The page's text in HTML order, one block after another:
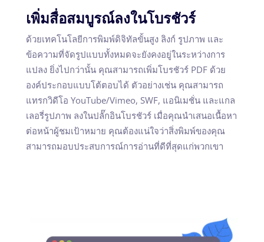
เพิ่มสื่อสมบูรณ์ลงในโบรชัวร์
ด้วยเทคโนโลยีการพิมพ์ดิจิทัลขั้นสูง ลิงก์ รูปภาพ และ
ข้อความที่จัดรูปแบบทั้งหมดจะยังคงอยู่ในระหว่างการ
แปลง ยิ่งไปกว่านั้น คุณสามารถเพิ่มโบรชัวร์ PDF ด้วย
องค์ประกอบแบบโต้ตอบได้ ตัวอย่างเช่น คุณสามารถ
แทรกวิดีโอ YouTube/Vimeo, SWF, แอนิเมชั่น และแกล
เลอรี่รูปภาพ ลงในปลั๊กอินโบรชัวร์ เมื่อคุณนำเสนอเนื้อหา
ต่อหน้าผู้ชมเป้าหมาย คุณต้องแน่ใจว่าสิ่งพิมพ์ของคุณ
สามารถมอบประสบการณ์การอ่านที่ดีที่สุดแก่พวกเขา